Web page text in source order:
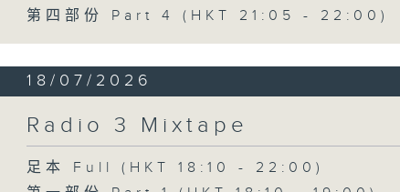
第四部份 Part 4 (HKT 21:05 - 22:00)
18/07/2026
Radio 3 Mixtape
足本 Full (HKT 18:10 - 22:00)